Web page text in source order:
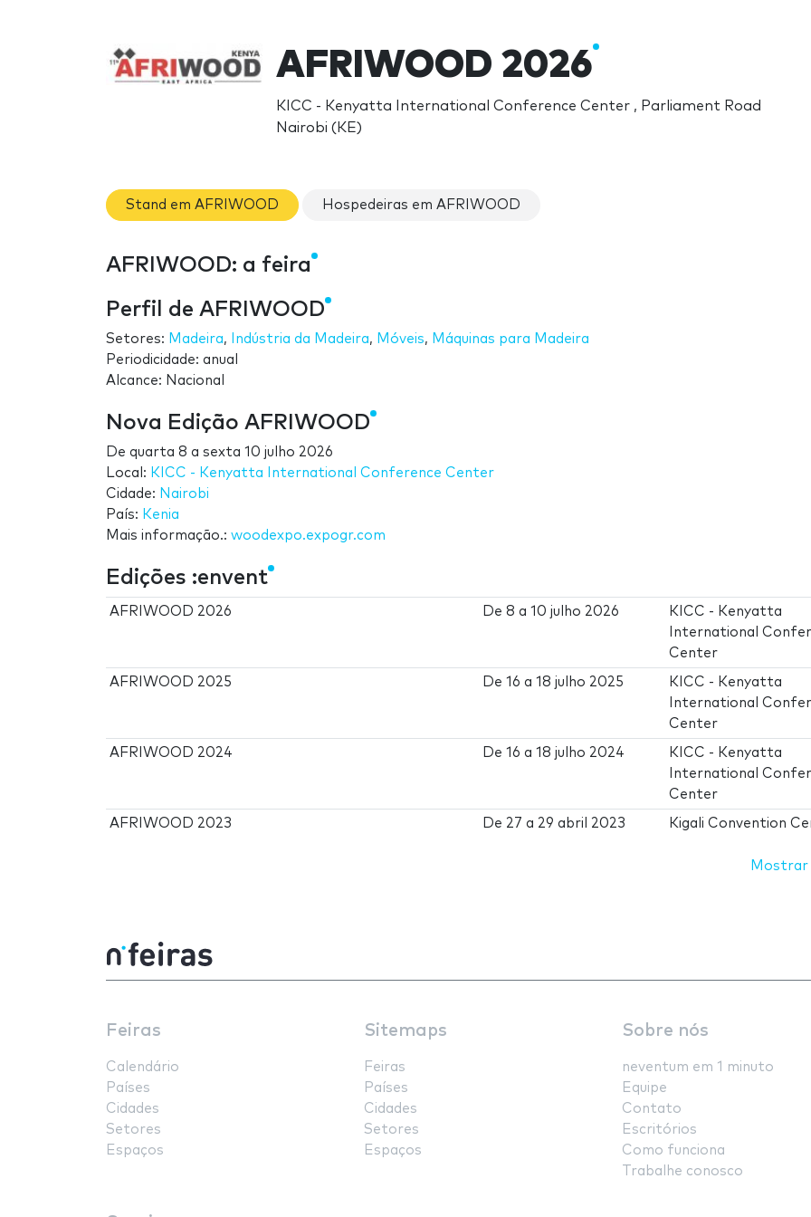
AFRIWOOD 2026
KICC - Kenyatta International Conference Center , Parliament Road
Nairobi (KE)
Stand em AFRIWOOD Hospedeiras em AFRIWOOD
AFRIWOOD: a feira
Perfil de AFRIWOOD
Setores: Madeira, Indústria da Madeira, Móveis, Máquinas para Madeira
Periodicidade: anual
Alcance: Nacional
Nova Edição AFRIWOOD
De quarta 8 a sexta 10 julho 2026
Local: KICC - Kenyatta International Conference Center
Cidade: Nairobi
País: Kenia
Mais informação.: woodexpo.expogr.com
Edições :envent
AFRIWOOD 2026 De8 a10 julho 2026
KICC - Kenyatta
International
Center
AFRIWOOD 2025 De16 a18 julho 2025
KICC - Kenyatta
International
Center
AFRIWOOD 2024 De16 a18 julho 2024
KICC - Kenyatta
International
Center
AFRIWOOD 2023 De 27 a 29 abril 2023 Kigali Convention
Mostrar
Feiras
Calendário
Países
Cidades
Setores
Espaços
Sitemaps
Feiras
Países
Cidades
Setores
Espaços
Sobre nós
neventum em 1 minuto
Equipe
Contato
Escritórios
Como funciona
Trabalhe conosco